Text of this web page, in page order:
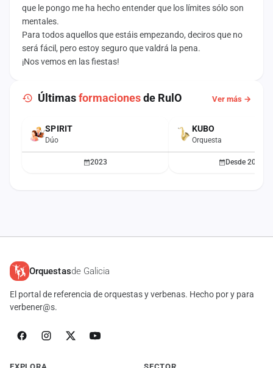
que le pongo me ha hecho entender que los límites sólo son
mentales.
Para todos aquellos que estáis empezando, deciros que no
será fácil, pero estoy seguro que valdrá la pena.
¡Nos vemos en las fiestas!
Últimasformacionesde RulO Ver más →
SPIRIT
Dúo
2023
ACTUALKUBO
Orquesta
Desde 2023
Orquestasde Galicia
El portal de referencia de orquestas y verbenas. Hecho por y para
verbener@s.